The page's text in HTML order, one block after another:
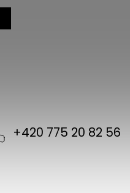
+420 775 20 82 56